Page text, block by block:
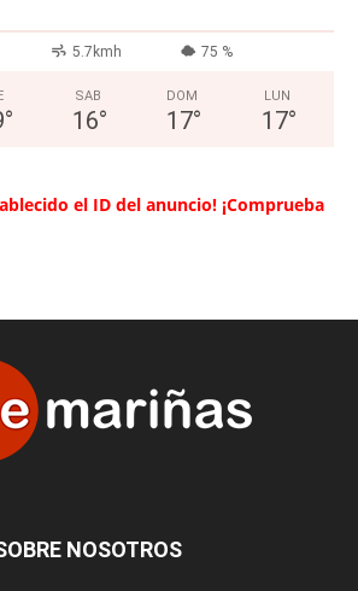
5.7kmh 75 %
°
SAB
16°
DOM
17°
LUN
17°
el ID del anuncio! ¡Comprueba
NOSOTROS